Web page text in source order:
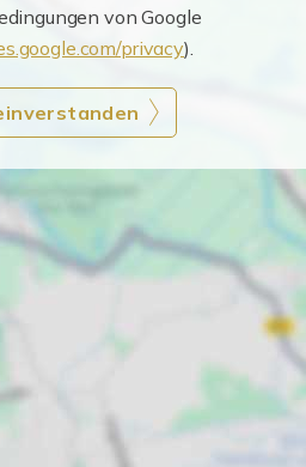
von Google
privacy).